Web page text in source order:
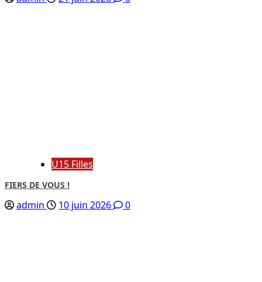
U15 Filles
FIERS DE VOUS !
admin 10 juin 2026 0